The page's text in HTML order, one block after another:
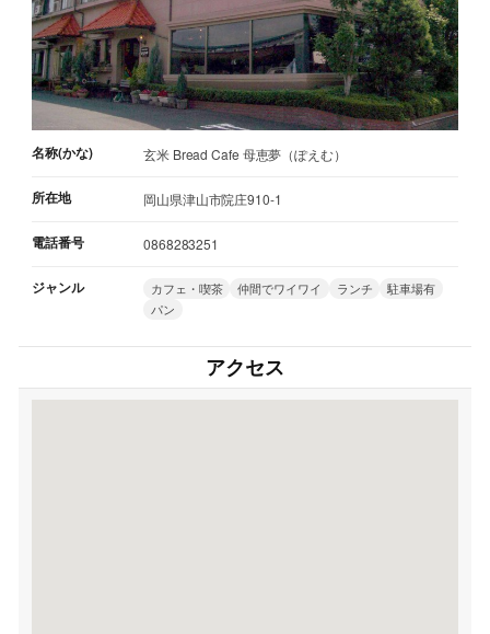
名称(かな) 玄米 Bread Cafe 母恵夢（ぽえむ）
所在地 岡山県津山市院庄910-1
電話番号 0868283251
ジャンル カフェ・喫茶 仲間でワイワイ ランチ
駐車場有
パン
アクセス